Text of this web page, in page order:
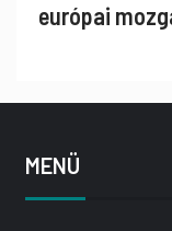
európai
MENÜ